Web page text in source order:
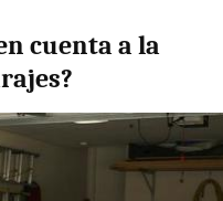
cuenta a la